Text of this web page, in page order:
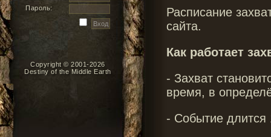
Пароль:
Copyright © 2001-2026
Destiny of the Middle Earth
Расписание
сайта.
Как работает
- Захват
время, в
- Событие длится